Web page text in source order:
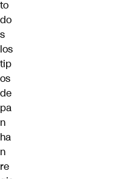
to
do
s
los
tip
os
de
pa
n
ha
n
re